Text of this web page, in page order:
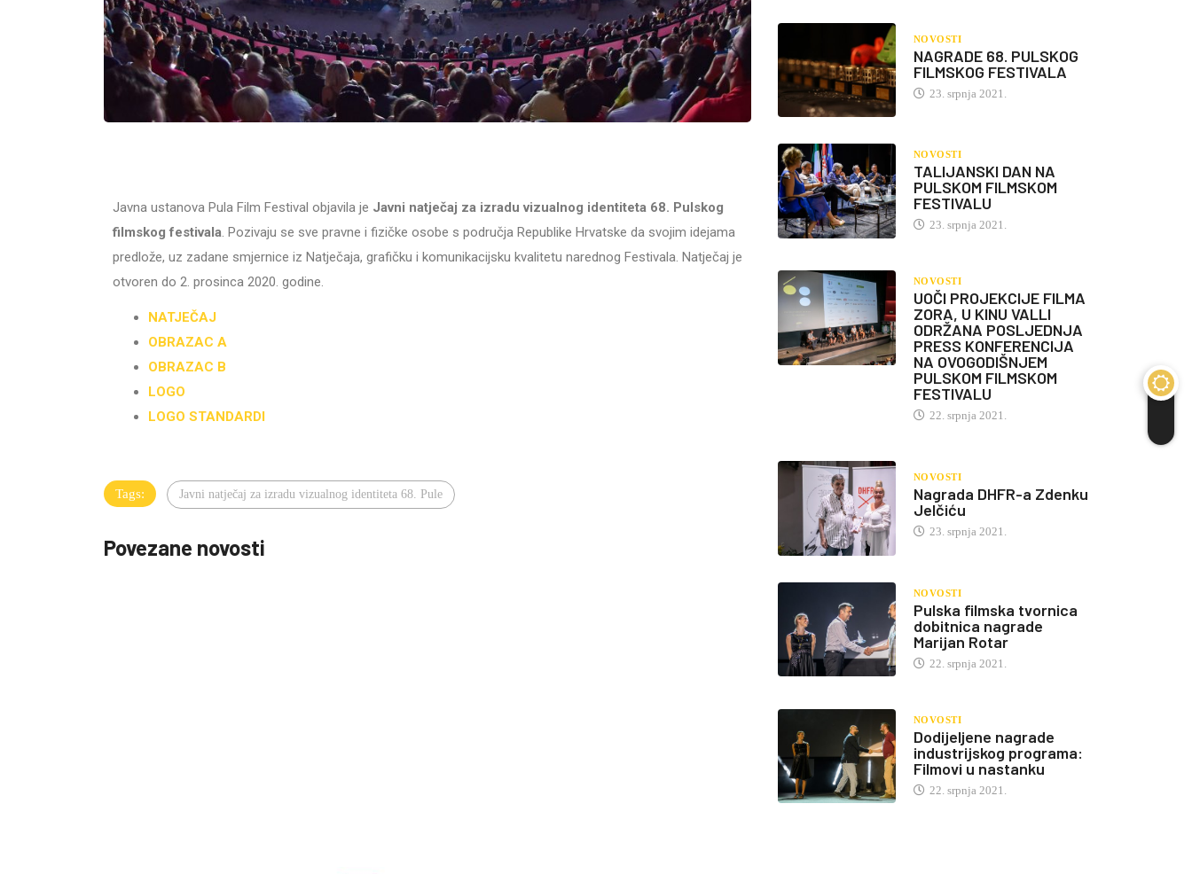
Javna ustanova Pula Film Festival objavila je Javni natječaj za izradu vizualnog identiteta 68. Pulskog
filmskog festivala. Pozivaju se sve pravne i fizičke osobe s područja Republike Hrvatske da svojim idejama
predlože, uz zadane smjernice iz Natječaja, grafičku i komunikacijsku kvalitetu narednog Festivala. Natječaj je
otvoren do 2. prosinca 2020. godine.
NATJEČAJ
OBRAZAC A
OBRAZAC B
LOGO
LOGO STANDARDI
Tags: Javni natječaj za izradu vizualnog identiteta 68. Pule
Povezane novosti
NOVOSTI
NAGRADE 68. PULSKOG
FILMSKOG FESTIVALA
23. srpnja 2021.
NOVOSTI
TALIJANSKI DAN NA
PULSKOM FILMSKOM
FESTIVALU
23. srpnja 2021.
NOVOSTI
UOČI PROJEKCIJE FILMA
ZORA, U KINU VALLI
ODRŽANA POSLJEDNJA
PRESS KONFERENCIJA
NA OVOGODIŠNJEM
PULSKOM FILMSKOM
FESTIVALU
22. srpnja 2021.
NOVOSTI
Nagrada DHFR-a Zdenku
Jelčiću
23. srpnja 2021.
NOVOSTI
Pulska filmska tvornica
dobitnica nagrade
Marijan Rotar
22. srpnja 2021.
NOVOSTI
Dodijeljene nagrade
industrijskog programa:
Filmovi u nastanku
22. srpnja 2021.